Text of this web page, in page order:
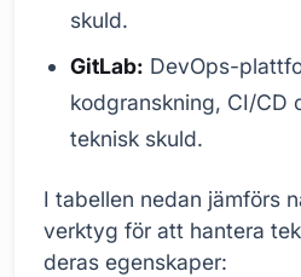
skuld.
GitLab: DevOps-
kodgranskning, CI/CD
teknisk skuld.
I tabellen nedan jämförs
verktyg för att hantera
deras egenskaper: